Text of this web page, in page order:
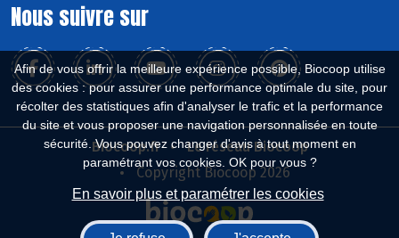
Afin de vous offrir la meilleure expérience possible, Biocoop utilise
des cookies : pour assurer une performance optimale du site, pour
récolter des statistiques afin d'analyser le trafic et la performance
du site et vous proposer une navigation personnalisée en toute
sécurité. Vous pouvez changer d'avis à tout moment en
paramétrant vos cookies. OK pour vous ?
En savoir plus et paramétrer les cookies
Nous suivre sur
Biocoop.fr
Le réseau Biocoop
Copyright Biocoop 2026